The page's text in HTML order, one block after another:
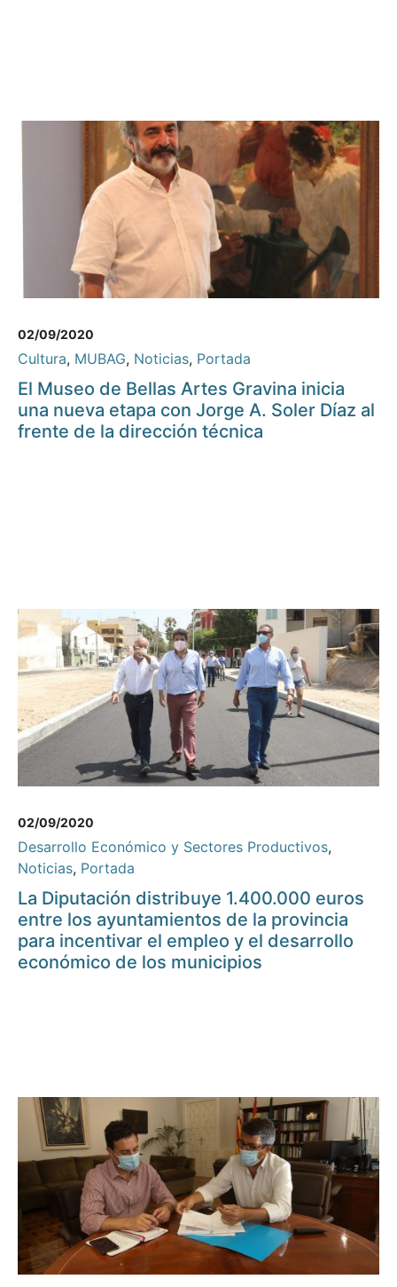
02/09/2020
Cultura, MUBAG, Noticias, Portada
El Museo de Bellas Artes Gravina inicia
una nueva etapa con Jorge A. Soler Díaz al
frente de la dirección técnica
02/09/2020
Desarrollo Económico y Sectores Productivos,
Noticias, Portada
La Diputación distribuye 1.400.000 euros
entre los ayuntamientos de la provincia
para incentivar el empleo y el desarrollo
económico de los municipios